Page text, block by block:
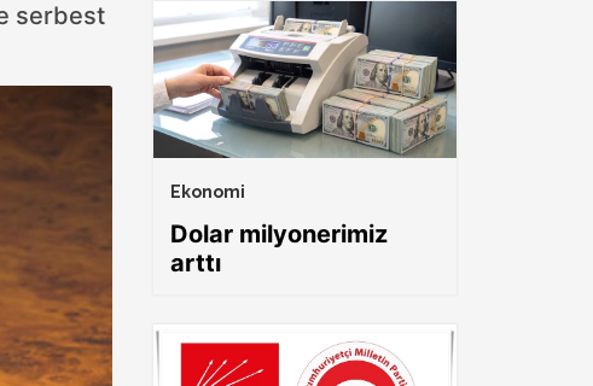
serbest
Ekonomi
Dolar milyonerimiz
arttı